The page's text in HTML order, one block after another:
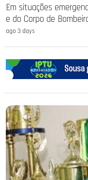
Em situações
e do Corpo de
ago 3 days